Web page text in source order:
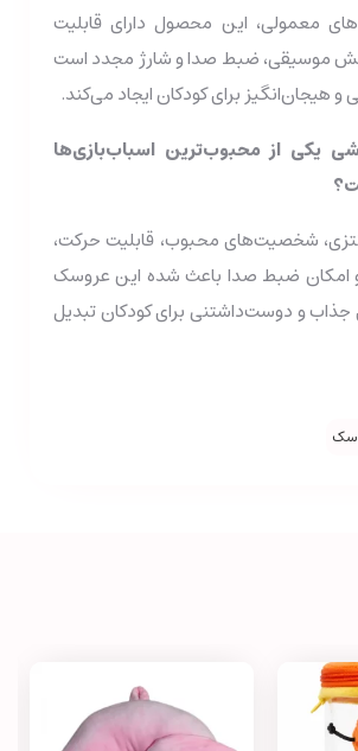
معمولی، این محصول دارای قابلیت
موسیقی، ضبط صدا و شارژ مجدد است
و هیجان‌انگیز برای کودکان ایجاد می‌کند.
یکی از محبوب‌ترین اسباب‌بازی‌ها
شخصیت‌های محبوب، قابلیت حرکت،
ضبط صدا باعث شده این عروسک
جذاب و دوست‌داشتنی برای کودکان تبدیل